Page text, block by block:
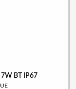
BT IP67